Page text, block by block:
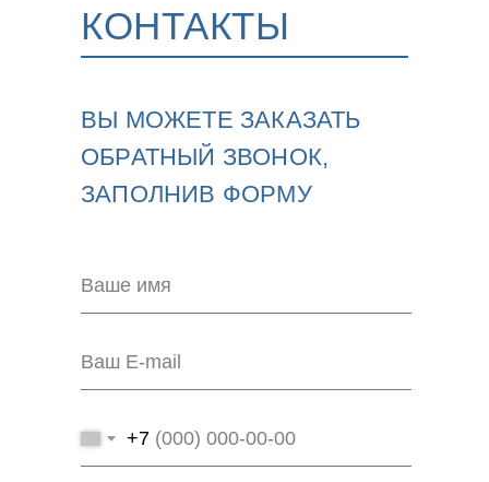
КОНТАКТЫ
ВЫ МОЖЕТЕ ЗАКАЗАТЬ
ОБРАТНЫЙ ЗВОНОК,
ЗАПОЛНИВ ФОРМУ
+7